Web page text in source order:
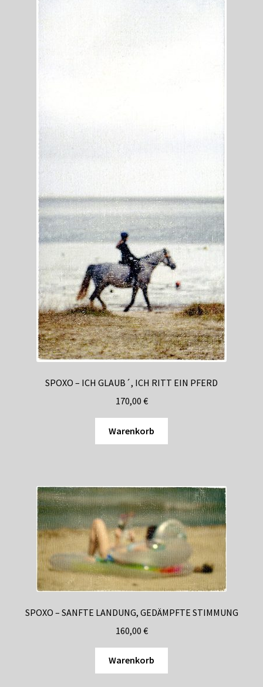
SPOXO – ICH GLAUB´, ICH RITT EIN PFERD
170,00 €
Warenkorb
SPOXO – SANFTE LANDUNG, GEDÄMPFTE STIMMUNG
160,00 €
Warenkorb